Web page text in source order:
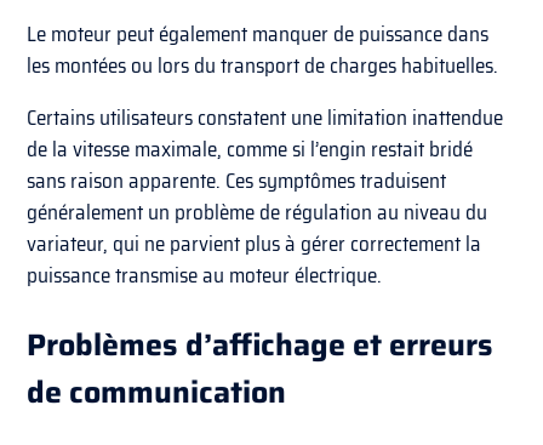
Le moteur peut également manquer de puissance dans
les montées ou lors du transport de charges habituelles.
Certains utilisateurs constatent une limitation inattendue
de la vitesse maximale, comme si l’engin restait bridé
sans raison apparente. Ces symptômes traduisent
généralement un problème de régulation au niveau du
variateur, qui ne parvient plus à gérer correctement la
puissance transmise au moteur électrique.
Problèmes d’affichage et erreurs
de communication